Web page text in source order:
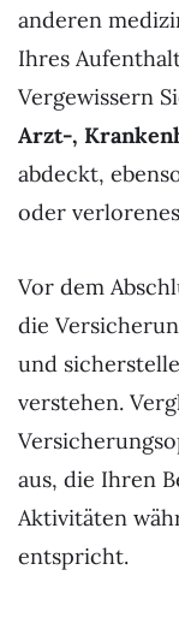
anderen
Ihres
Vergewissern
Arzt-,
abdeckt,
oder
Vor dem
die
und
verstehen.
aus, die Ihren
Aktivitäten
entspricht.